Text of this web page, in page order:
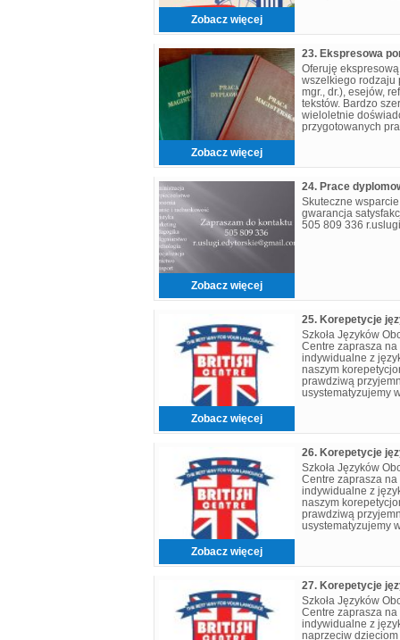
Zobacz więcej
Zobacz więcej
Oferuję
wszelkiego rodzaju
mgr., dr.), esejów,
tekstów. Bardzo
wieloletnie
przygotowanych
Zobacz więcej
Skuteczne
gwarancja
505 809 336
Zobacz więcej
25. Korepetycje
Szkoła Języków
Centre zaprasza
indywidualne z
naszym
prawdziwą
usystematyzujemy
Zobacz więcej
26. Korepetycje
Szkoła Języków
Centre zaprasza
indywidualne z
naszym
prawdziwą
usystematyzujemy
27. Korepetycje
Szkoła Języków
Centre zaprasza
indywidualne z
naprzeciw dzieciom